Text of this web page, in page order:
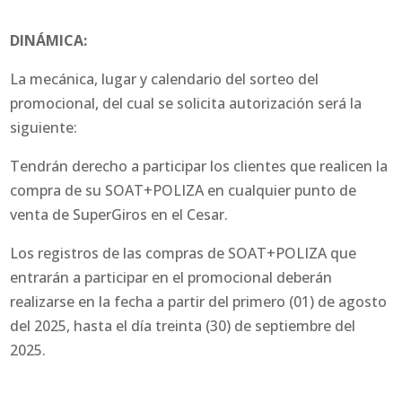
DINÁMICA:
La mecánica, lugar y calendario del sorteo del
promocional, del cual se solicita autorización será la
siguiente:
Tendrán derecho a participar los clientes que realicen la
compra de su SOAT+POLIZA en cualquier punto de
venta de SuperGiros en el Cesar.
Los registros de las compras de SOAT+POLIZA que
entrarán a participar en el promocional deberán
realizarse en la fecha a partir del primero (01) de agosto
del 2025, hasta el día treinta (30) de septiembre del
2025.